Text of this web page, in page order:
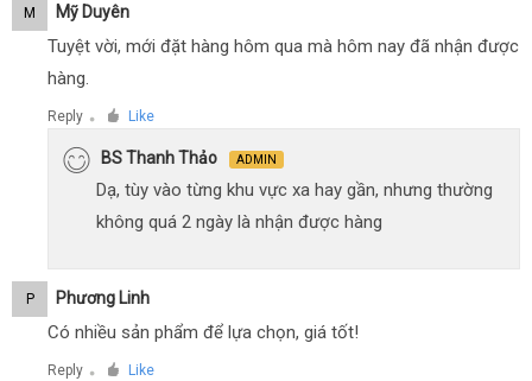
M Mỹ Duyên
Tuyệt vời, mới đặt hàng hôm qua mà hôm nay đã nhận được
hàng.
Reply ● Like
BS Thanh Thảo ADMIN
Dạ, tùy vào từng khu vực xa hay gần, nhưng thường
không quá 2 ngày là nhận được hàng
P Phương Linh
Có nhiều sản phẩm để lựa chọn, giá tốt!
Reply ● Like